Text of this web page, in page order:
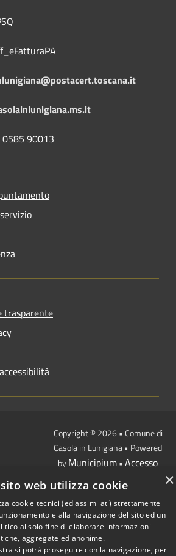
0585 90013
trasparente
Copyright © 2026 • Comune di
Casola in Lunigiana • Powered
byMunicipium• Accesso
redazione
×
web utilizza cookie
cookie tecnici (ed assimilati) strettamente
e alla navigazione del sito ed un
al solo fine di elaborare informazioni
aggregate ed anonime.
si potrà proseguire con la navigazione, per